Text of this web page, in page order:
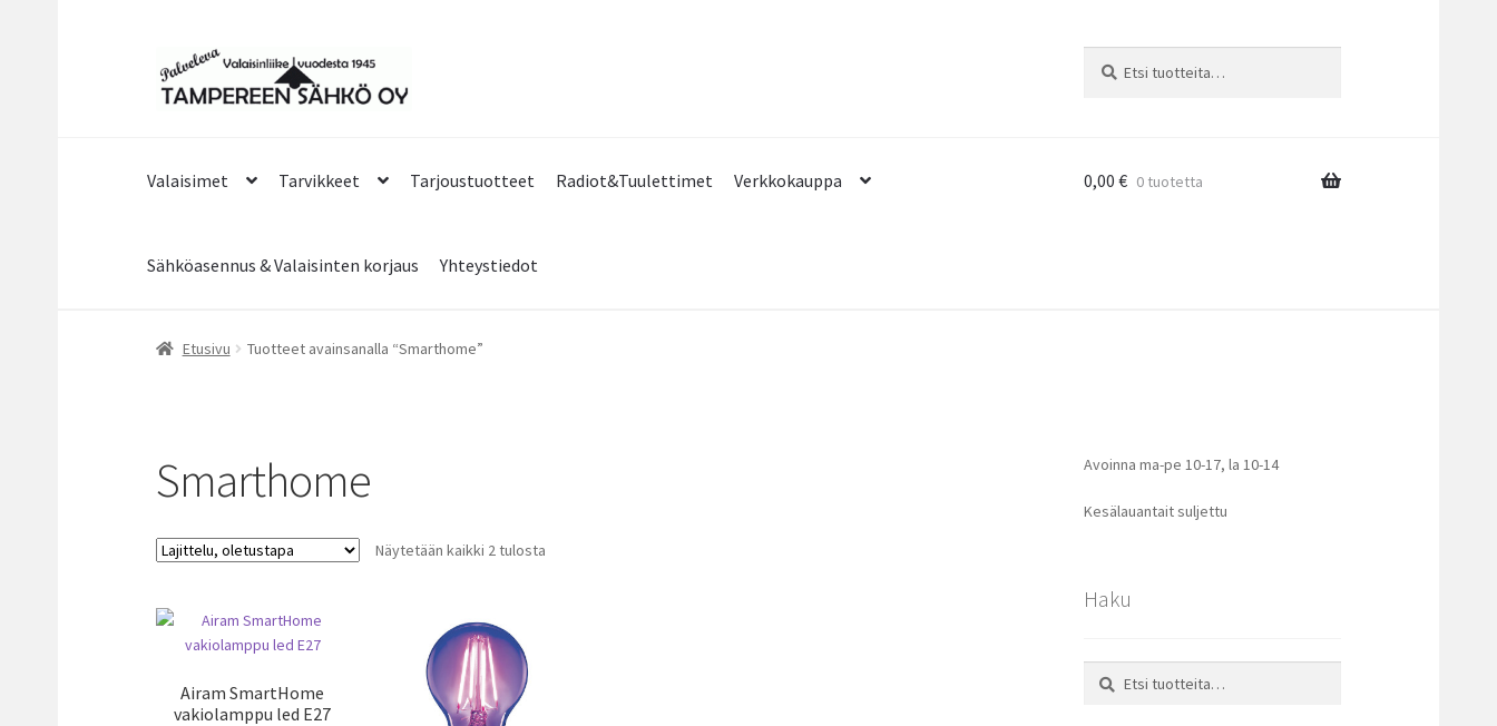
Siirry
navigointiin
Siirry
sisältöön
Valaisimet Tarvikkeet Tarjoustuotteet Radiot&Tuulettimet Verkkokauppa
Sähköasennus & Valaisinten korjaus Yhteystiedot
0,00 € 0 tuotetta
Etusivu Tuotteet avainsanalla “Smarthome”
Smarthome
Näytetään kaikki 2 tulosta
Airam SmartHome
vakiolamppu led E27
Avoinna ma-pe 10-17, la 10-14
Kesälauantait suljettu
Haku
Etsi:
Haku